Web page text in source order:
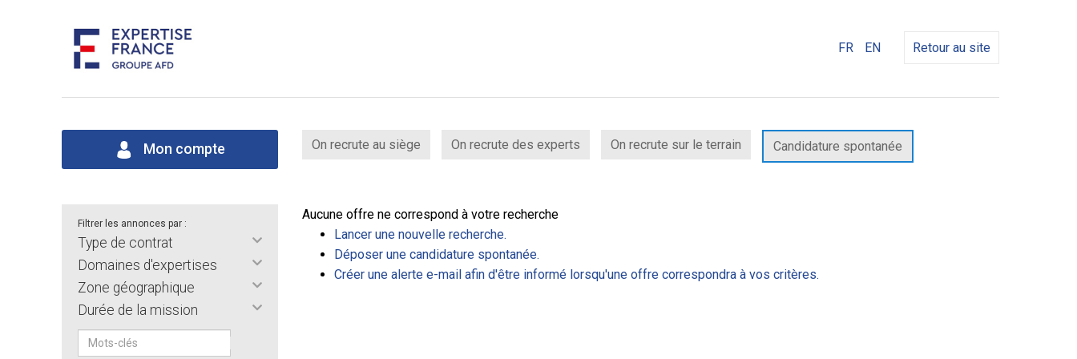
FR EN Retour au site
Mon compte On recrute au siège On recrute des experts On recrute sur le terrain Candidature spontanée
Filtrer les annonces par :
Type de contrat
Domaines d'expertises
Zone géographique
Durée de la mission
Aucune offre ne correspond à votre recherche
Lancer une nouvelle recherche.
Déposer une candidature spontanée.
Créer une alerte e-mail afin d'être informé lorsqu'une offre correspondra à vos critères.